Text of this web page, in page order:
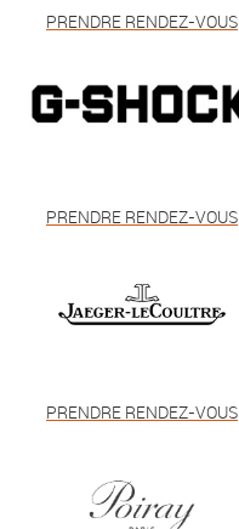
PRENDRE RENDEZ-VOUS
PRENDRE RENDEZ-VOUS
PRENDRE RENDEZ-VOUS